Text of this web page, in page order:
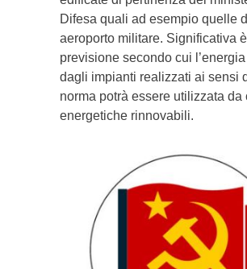
Difesa quali ad esempio quelle
aeroporto militare. Significativa
previsione secondo cui
dagli impianti realizzati ai sensi
norma potrà essere utilizzata da
energetiche rinnovabili.